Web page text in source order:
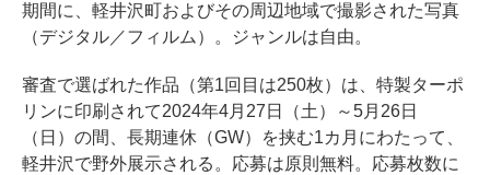
期間に、軽井沢町およびその周辺地域で撮影された写真
（デジタル／フィルム）。ジャンルは自由。
審査で選ばれた作品（第1回目は250枚）は、特製ターポ
リンに印刷されて2024年4月27日（土）～5月26日
（日）の間、長期連休（GW）を挟む1カ月にわたって、
軽井沢で野外展示される。応募は原則無料。応募枚数に